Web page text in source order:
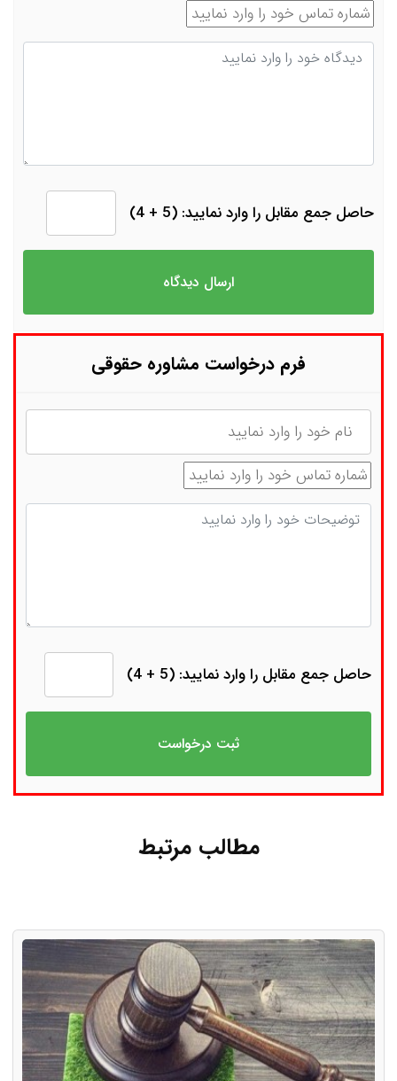
شماره تماس
دیدگاه
حاصل جمع مقابل را وارد نمایید: (5 + 4)
فرم درخواست مشاوره حقوقی
نام
شماره تماس
توضیحات
حاصل جمع مقابل را وارد نمایید: (5 + 4)
مطالب مرتبط